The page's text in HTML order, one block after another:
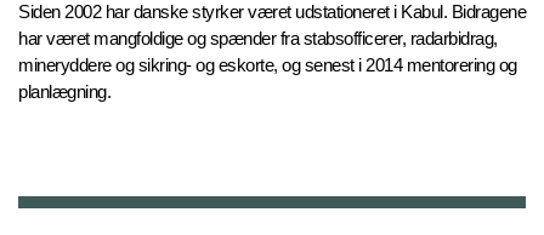
Siden 2002 har danske styrker været udstationeret i Kabul. Bidragene
har været mangfoldige og spænder fra stabsofficerer, radarbidrag,
mineryddere og sikring- og eskorte, og senest i 2014 mentorering og
planlægning.